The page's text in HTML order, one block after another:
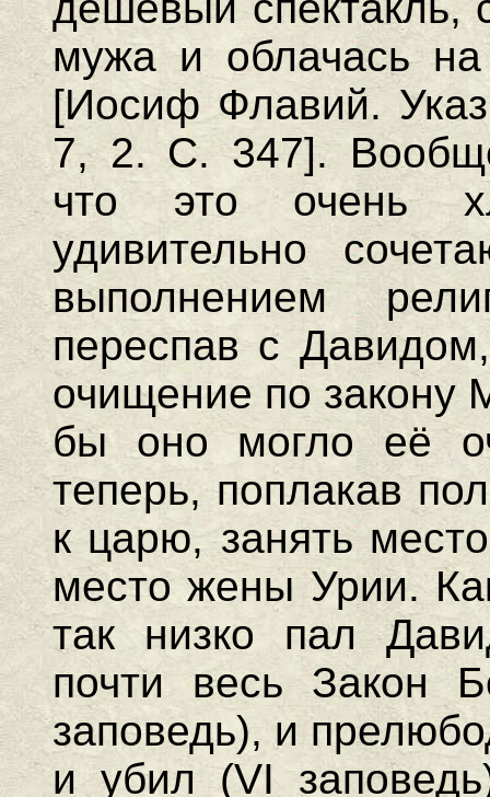
мужа и облачась
[Иосиф Флавий.
7, 2. С. 347].
что это очень
удивительно
выполнением
переспав с
очищение по закону
бы оно могло её
теперь, поплакав
к царю, занять
место жены Урии.
так низко пал
почти весь Закон
заповедь), и
и убил (VI